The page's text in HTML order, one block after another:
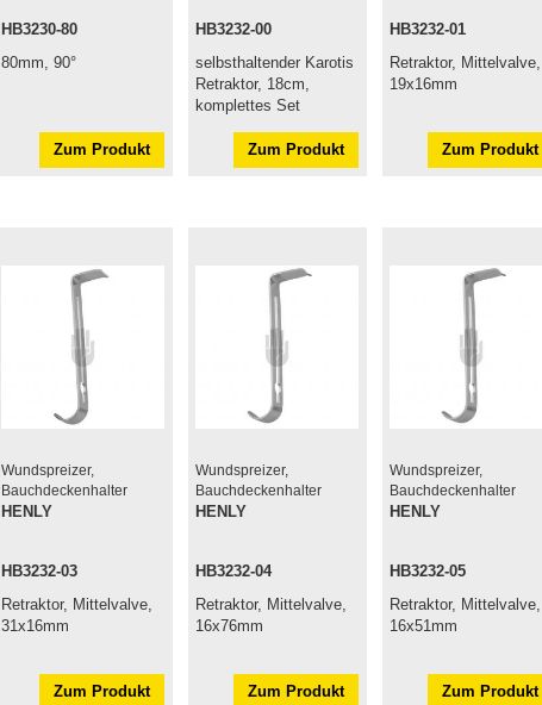
HB3230-80
80mm, 90°
Zum Produkt
HB3232-00
selbsthaltender Karotis
Retraktor, 18cm,
komplettes Set
Zum Produkt
HB3232-01
Retraktor, Mittelvalve,
19x16mm
Zum Produkt
Wundspreizer,
Bauchdeckenhalter
HENLY
HB3232-03
Retraktor, Mittelvalve,
31x16mm
Zum Produkt
Wundspreizer,
Bauchdeckenhalter
HENLY
HB3232-04
Retraktor, Mittelvalve,
16x76mm
Zum Produkt
Wundspreizer,
Bauchdeckenhalter
HENLY
HB3232-05
Retraktor, Mittelvalve,
16x51mm
Zum Produkt